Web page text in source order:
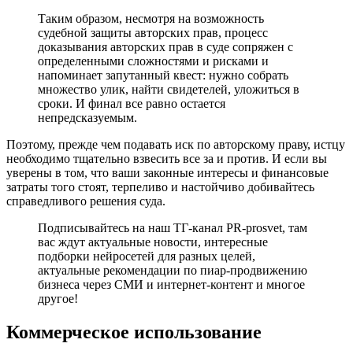
Таким образом, несмотря на возможность
судебной защиты авторских прав, процесс
доказывания авторских прав в суде сопряжен с
определенными сложностями и рисками и
напоминает запутанный квест: нужно собрать
множество улик, найти свидетелей, уложиться в
сроки. И финал все равно остается
непредсказуемым.
Поэтому, прежде чем подавать иск по авторскому праву, истцу
необходимо тщательно взвесить все за и против. И если вы
уверены в том, что ваши законные интересы и финансовые
затраты того стоят, терпеливо и настойчиво добивайтесь
справедливого решения суда.
Подписывайтесь на наш ТГ-канал PR-prosvet, там
вас ждут актуальные новости, интересные
подборки нейросетей для разных целей,
актуальные рекомендации по пиар-продвижению
бизнеса через СМИ и интернет-контент и многое
другое!
Коммерческое использование